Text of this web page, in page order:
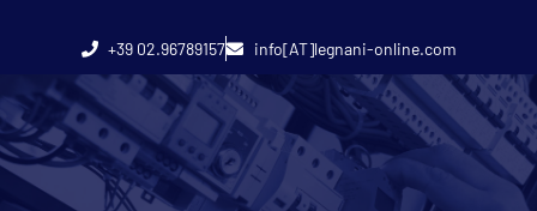
+39 02.96789157 info[AT]legnani-online.com